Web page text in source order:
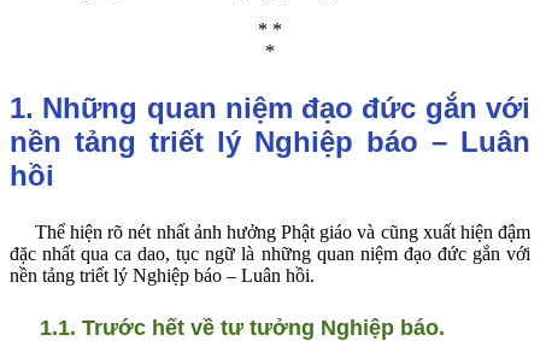
* *
*
1. Những quan niệm đạo đức gắn với
nền tảng triết lý Nghiệp báo – Luân
hồi
Thể hiện rõ nét nhất ảnh hưởng Phật giáo và cũng xuất hiện đậm
đặc nhất qua ca dao, tục ngữ là những quan niệm đạo đức gắn với
nền tảng triết lý Nghiệp báo – Luân hồi.
1.1. Trước hết về tư tưởng Nghiệp báo.